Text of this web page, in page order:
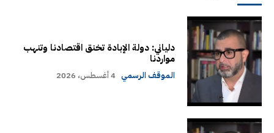
دلياني: دولة الإبادة تخنق اقتصادنا وتنهب
مواردنا
الموقف الرسمي 4 أغسطس، 2026